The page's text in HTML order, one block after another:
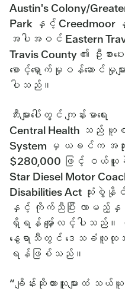
Austin's Colony/
Park နှင့် Creedmoor
အပါအဝင် Eastern
Travis County ၏ ဦးစားပေး
စောင့်ရှောက်မှုဝန်ဆောင်မှုမ
ပါသည်။
ဘီးများပေါ်တွင် ကျန်းမာရေး
Central Health သည် ဟူ
System မှ ယခင်က အ
$280,000 ဖြင့် ဝယ်ယူ
Star Diesel Motor
Disabilities Act သုံးစွဲ
နှင့် ကိုက်ညီပြီး လာမည့်နှ
ရှိရန် မျှော်လင့်ပါသည်
နွေရာသီတွင် ဒေသခံလူထု
ရန်ဖြစ်သည်။
“ချိန်းဆိုထားသူများထံ သ